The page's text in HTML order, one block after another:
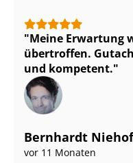
Meine Erwartung
übertroffen.
und kompetent.
Bernhardt
vor 11 Monaten